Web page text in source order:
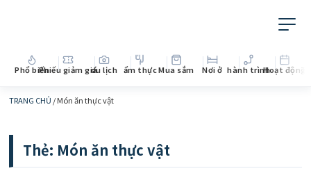
Phổ biếnPhiếu giảm giádu lịch ẩm thựcMua sắm Nơi ở hành trìnhHoạt động
TRANG CHỦ /Món ăn thực vật
Thẻ: Món ăn thực vật